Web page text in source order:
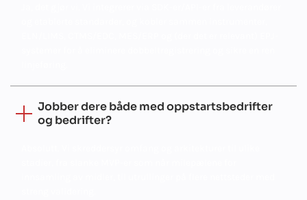
Jobber dere både med oppstartsbedrifter
og bedrifter?